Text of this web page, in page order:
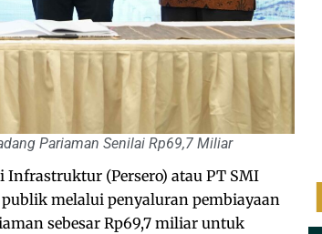
Pariaman Senilai Rp69,7 Miliar
Infrastruktur (Persero) atau PT SMI
melalui penyaluran pembiayaan
sebesar Rp69,7 miliar untuk